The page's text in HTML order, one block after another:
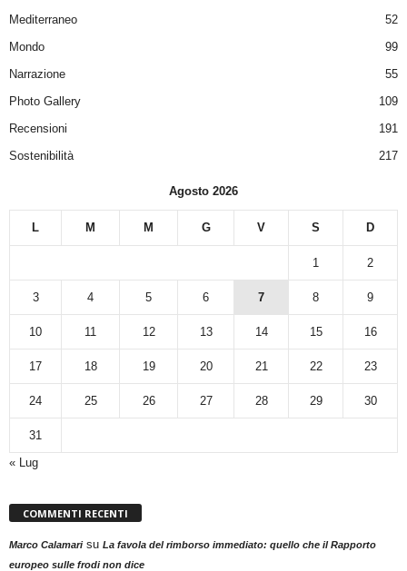
Mediterraneo
52
Mondo
99
Narrazione
55
Photo Gallery
109
Recensioni
191
Sostenibilità
217
Agosto 2026
L M M G V S D
1 2
3 4 5 6 7 8 9
10 11 12 13 14 15 16
17 18 19 20 21 22 23
24 25 26 27 28 29 30
31
« Lug
COMMENTI RECENTI
Marco Calamarisu La favola del rimborso immediato: quello che il Rapporto
europeo sulle frodi non dice